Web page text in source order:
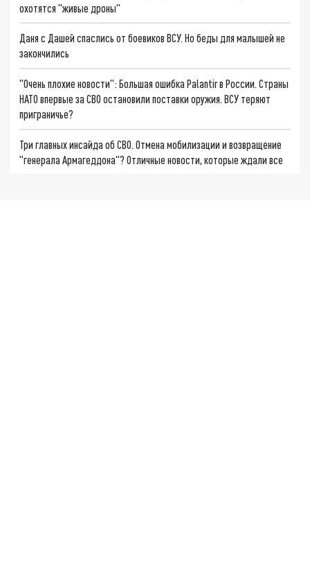
охотятся "живые дроны"
Даня с Дашей спаслись от боевиков ВСУ. Но беды для малышей не
закончились
"Очень плохие новости": Большая ошибка Palantir в России. Страны
НАТО впервые за СВО остановили поставки оружия. ВСУ теряют
приграничье?
Три главных инсайда об СВО. Отмена мобилизации и возвращение
"генерала Армагеддона"? Отличные новости, которые ждали все